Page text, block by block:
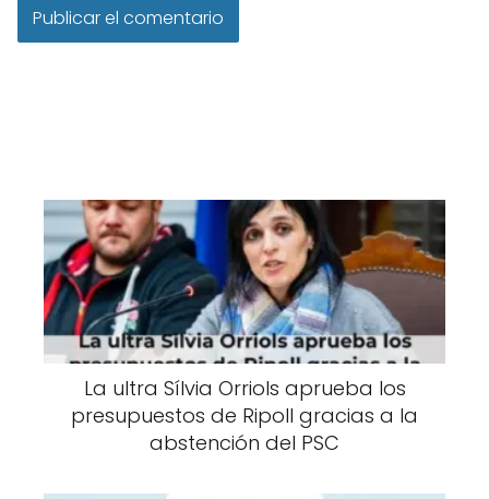
La ultra Sílvia Orriols aprueba los
presupuestos de Ripoll gracias a la
abstención del PSC